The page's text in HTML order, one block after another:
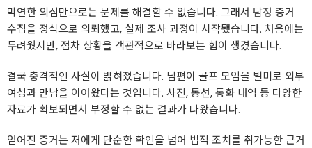
막연한 의심만으로는 문제를 해결할 수 없습니다. 그래서 탐정 증거
수집을 정식으로 의뢰했고, 실제 조사 과정이 시작됐습니다. 처음에는
두려웠지만, 점차 상황을 객관적으로 바라보는 힘이 생겼습니다.
결국 충격적인 사실이 밝혀졌습니다. 남편이 골프 모임을 빌미로 외부
여성과 만남을 이어왔다는 것입니다. 사진, 동선, 통화 내역 등 다양한
자료가 확보되면서 부정할 수 없는 결과가 나왔습니다.
얻어진 증거는 저에게 단순한 확인을 넘어 법적 조치를 취가능한 근거